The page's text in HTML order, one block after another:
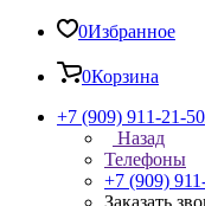
0Избранное
0Корзина
+7 (909) 911-21-50
Назад
Телефоны
+7 (909)
Заказать